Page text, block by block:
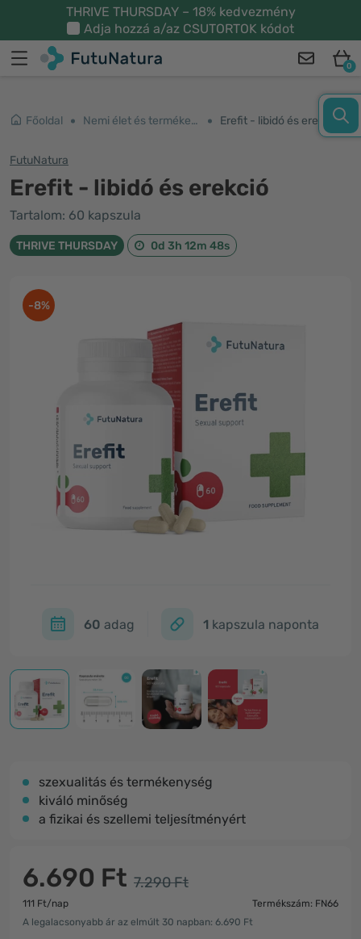
THRIVE THURSDAY – 18% kedvezmény
Adja hozzá a/az CSUTORTOK kódot
0
Főoldal Nemi élet és termékenység Erefit - libidó és erekció
FutuNatura
Erefit - libidó és erekció
Tartalom: 60 kapszula
THRIVE THURSDAY 0d 3h 12m 47s
-8%
60 adag 1 kapszula naponta
szexualitás és termékenység
kiváló minőség
a fizikai és szellemi teljesítményért
6.690 Ft 7.290 Ft
111 Ft/nap
Termékszám: FN66
A legalacsonyabb ár az elmúlt 30 napban: 6.690 Ft